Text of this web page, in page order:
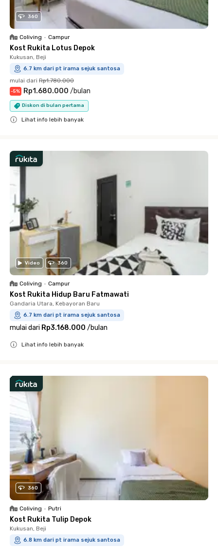
360
Coliving • Campur
Kost Rukita Lotus Depok
Kukusan, Beji
6.7 km dari pt irama sejuk santosa
mulai dari Rp1.780.000
-5% Rp1.680.000 /bulan
Diskon di bulan pertama
Lihat info lebih banyak
Video 360
Coliving • Campur
Kost Rukita Hidup Baru Fatmawati
Gandaria Utara, Kebayoran Baru
6.7 km dari pt irama sejuk santosa
mulai dari Rp3.168.000 /bulan
Lihat info lebih banyak
360
Coliving • Putri
Kost Rukita Tulip Depok
Kukusan, Beji
6.8 km dari pt irama sejuk santosa